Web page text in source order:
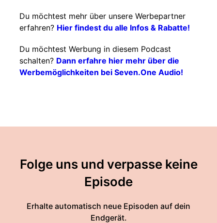
Du möchtest mehr über unsere Werbepartner
erfahren? Hier findest du alle Infos & Rabatte!
Du möchtest Werbung in diesem Podcast
schalten? Dann erfahre hier mehr über die
Werbemöglichkeiten bei Seven.One Audio!
Folge uns und verpasse keine
Episode
Erhalte automatisch neue Episoden auf dein
Endgerät.